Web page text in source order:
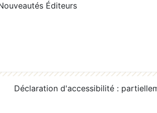
Éditeurs
Déclaration d'accessibilité :